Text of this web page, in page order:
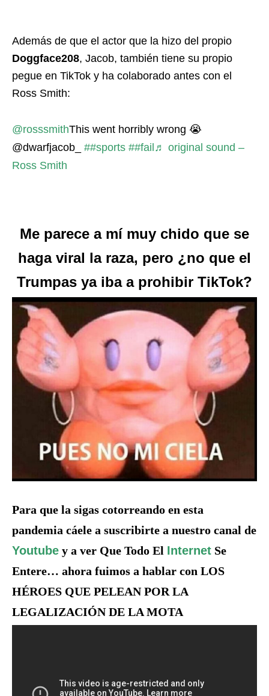
Además de que el actor que la hizo del propio
Doggface208, Jacob, también tiene su propio
pegue en TikTok y ha colaborado antes con el
Ross Smith:
@rosssmithThis went horribly wrong 😭
@dwarfjacob_ ##sports ##fail ♬ original sound –
Ross Smith
Me parece a mí muy chido que se
haga viral la raza, pero ¿no que el
Trumpas ya iba a prohibir TikTok?
Para que la sigas cotorreando en esta
pandemia cáele a suscribirte a nuestro canal de
Youtube y a ver Que Todo El Internet Se
Entere… ahora fuimos a hablar con LOS
HÉROES QUE PELEAN POR LA
LEGALIZACIÓN DE LA MOTA